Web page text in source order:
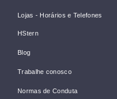
Lojas - Horários e Telefones
HStern
Blog
Trabalhe conosco
Normas de Conduta